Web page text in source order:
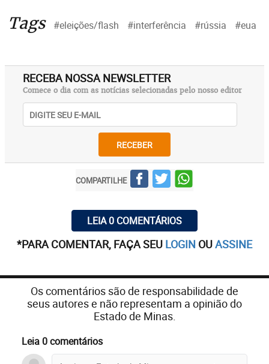
Tags #eleições/flash #interferência #rússia #eua
RECEBA NOSSA NEWSLETTER
Comece o dia com as notícias selecionadas pelo nosso editor
RECEBER
COMPARTILHE
LEIA 0 COMENTÁRIOS
*PARA COMENTAR, FAÇA SEU LOGIN OUASSINE
Os comentários são de responsabilidade de
seus autores e não representam a opinião do
Estado de Minas.
Leia 0 comentários